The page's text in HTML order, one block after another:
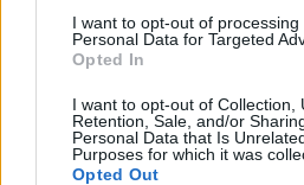
I want to opt-out of processing
Personal Data for Targeted
Opted In
I want to opt-out of Collection,
Retention, Sale, and/or
Personal Data that Is
Purposes for which it was
Opted Out
béremelése miatt. Mindezt a
béremelési hullámának
minden dolgozót a
másrészt a…